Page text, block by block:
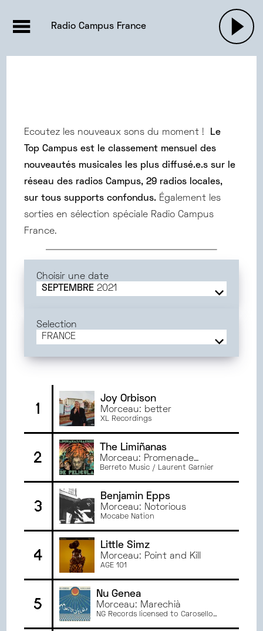
ACTUALITÉS
EMISSIONS |
PODCASTS
Radio Campus France
Ecoutez les nouveaux sons du moment !
Le
Top Campus est le classement mensuel des
nouveautés musicales les plus diffusé.e.s sur le
réseau des radios Campus, 29 radios locales,
sur tous supports confondus. Également les
sorties en sélection spéciale Radio Campus
France.
Choisir une date
SEPTEMBRE 2021
MAI
2025
AVRIL2025
DÉCEMBRE
2024
NOVEMBRE2024
OCTOBRE2024
SEPTEMBRE 2024
JUIN2024
2024
AVRIL 2024
2024
FÉVRIER2024
JANVIER2024
DÉCEMBRE
2023
NOVEMBRE
2023
OCTOBRE2023
SEPTEMBRE
2023
JUIN2023
Selection
FRANCE
DIJON
ORLÉANS
RENNES
PARIS
BESANÇON
TOULOUSE
ANGERS
MONTPELLIER
1
Joy Orbison
Morceau: better
XL Recordings
2
The Limiñanas
Morceau: Promenade
oblique
Berreto Music / Laurent Garnier
3
Benjamin Epps
Morceau: Notorious
Mocabe Nation
4
Little Simz
Morceau: Point and Kill
AGE 101
5
Nu Genea
Morceau: Marechià
NG Records licensed to Carosello